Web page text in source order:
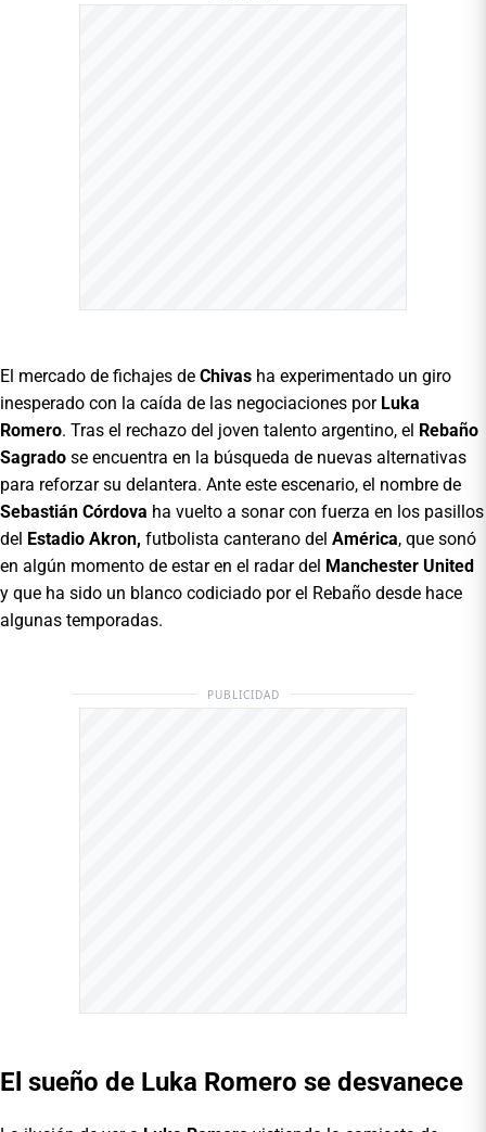
El mercado de fichajes de Chivas ha experimentado un giro
inesperado con la caída de las negociaciones por Luka
Romero. Tras el rechazo del joven talento argentino, el Rebaño
Sagrado se encuentra en la búsqueda de nuevas alternativas
para reforzar su delantera. Ante este escenario, el nombre de
Sebastián Córdova ha vuelto a sonar con fuerza en los pasillos
del Estadio Akron, futbolista canterano del América, que sonó
en algún momento de estar en el radar del Manchester United
y que ha sido un blanco codiciado por el Rebaño desde hace
algunas temporadas.
PUBLICIDAD
El sueño de Luka Romero se desvanece